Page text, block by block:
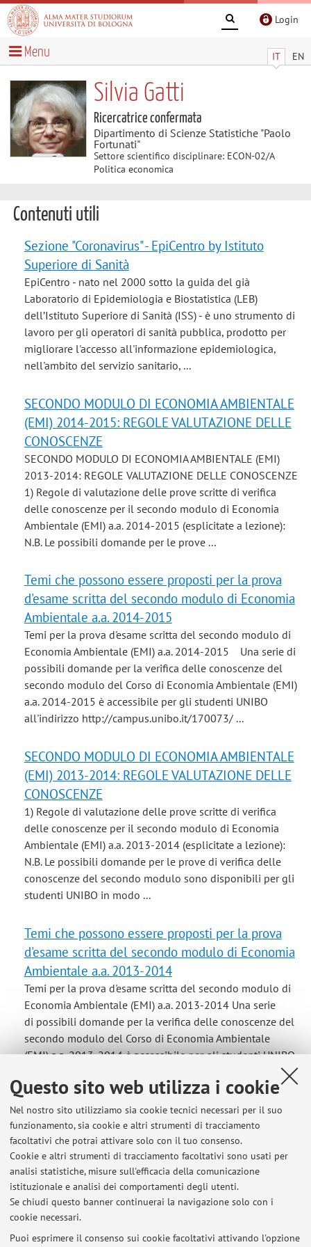
Questo sito web utilizza i cookie
Nel nostro sito utilizziamo sia cookie tecnici necessari per il suo
funzionamento, sia cookie e altri strumenti di tracciamento
facoltativi che potrai attivare solo con il tuo consenso.
Cookie e altri strumenti di tracciamento facoltativi sono usati per
analisi statistiche, misure sull'efficacia della comunicazione
istituzionale e analisi dei comportamenti degli utenti.
Se chiudi questo banner continuerai la navigazione solo con i
cookie necessari.
Puoi esprimere il consenso sui cookie facoltativi attivando l'opzione
Login
IT EN
Menu
Silvia Gatti
Ricercatrice confermata
Dipartimento di Scienze Statistiche "Paolo
Fortunati"
Settore scientifico disciplinare: ECON-02/A
Politica economica
Contenuti utili
Sezione "Coronavirus" - EpiCentro by Istituto
Superiore di Sanità
EpiCentro - nato nel 2000 sotto la guida del già
Laboratorio di Epidemiologia e Biostatistica (LEB)
dell’Istituto Superiore di Sanità (ISS) - è uno strumento di
lavoro per gli operatori di sanità pubblica, prodotto per
migliorare l'accesso all'informazione epidemiologica,
nell'ambito del servizio sanitario, ...
SECONDO MODULO DI ECONOMIA AMBIENTALE
(EMI) 2014-2015: REGOLE VALUTAZIONE DELLE
CONOSCENZE
SECONDO MODULO DI ECONOMIA AMBIENTALE (EMI)
2013-2014: REGOLE VALUTAZIONE DELLE CONOSCENZE
1) Regole di valutazione delle prove scritte di verifica
delle conoscenze per il secondo modulo di Economia
Ambientale (EMI) a.a. 2014-2015 (esplicitate a lezione):
N.B. Le possibili domande per le prove ...
Temi che possono essere proposti per la prova
d'esame scritta del secondo modulo di Economia
Ambientale a.a. 2014-2015
Temi per la prova d'esame scritta del secondo modulo di
Economia Ambientale (EMI) a.a. 2014-2015 Una serie di
possibili domande per la verifica delle conoscenze del
secondo modulo del Corso di Economia Ambientale (EMI)
a.a. 2014-2015 è accessibile per gli studenti UNIBO
all'indirizzo http://campus.unibo.it/170073/ ...
SECONDO MODULO DI ECONOMIA AMBIENTALE
(EMI) 2013-2014: REGOLE VALUTAZIONE DELLE
CONOSCENZE
1) Regole di valutazione delle prove scritte di verifica
delle conoscenze per il secondo modulo di Economia
Ambientale (EMI) a.a. 2013-2014 (esplicitate a lezione):
N.B. Le possibili domande per le prove di verifica delle
conoscenze del secondo modulo sono disponibili per gli
studenti UNIBO in modo ...
Temi che possono essere proposti per la prova
d'esame scritta del secondo modulo di Economia
Ambientale a.a. 2013-2014
Temi per la prova d'esame scritta del secondo modulo di
Economia Ambientale (EMI) a.a. 2013-2014 Una serie
di possibili domande per la verifica delle conoscenze del
secondo modulo del Corso di Economia Ambientale
(EMI) a.a. 2013-2014 è accessibile per gli studenti UNIBO
Ultimi avvisi
TESI/THESES
Pubblicato il: 01 giugno 2026
VACANZE ESTIVE ANNO 2026
Pubblicato il: 01 giugno 2026